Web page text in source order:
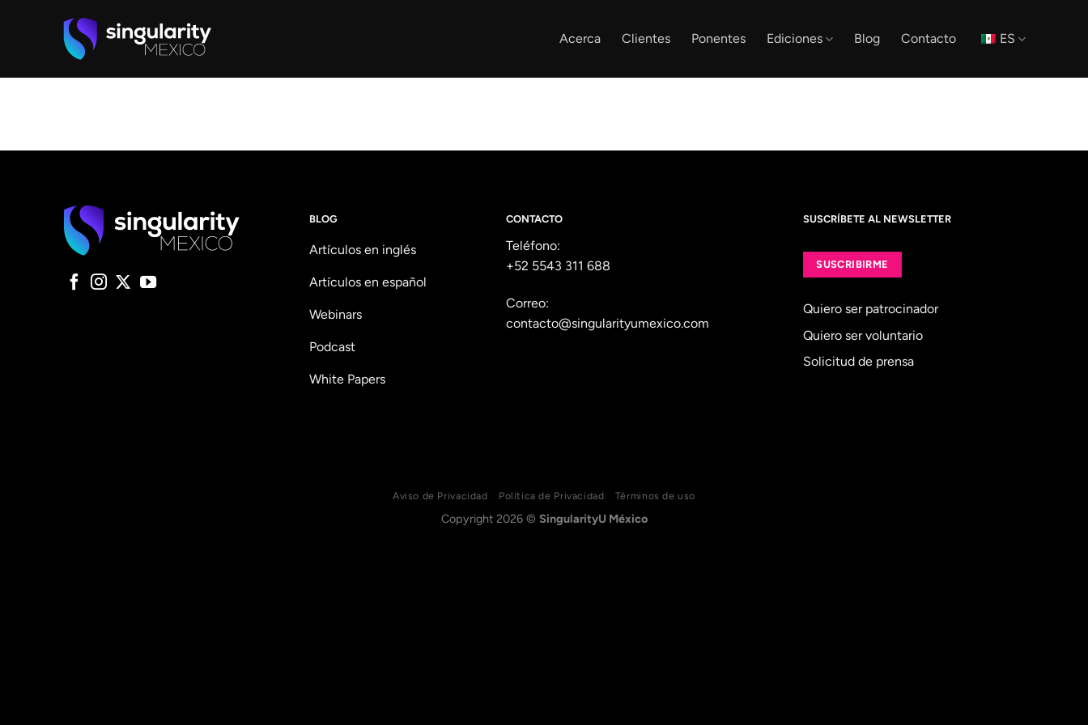
Acerca Clientes Ponentes Ediciones Blog Contacto ES
BLOG
Artículos en inglés
Artículos en español
Webinars
Podcast
White Papers
CONTACTO
Teléfono:
+52 5543 311 688
Correo:
contacto@singularityumexico.com
SUSCRÍBETE AL NEWSLETTER
SUSCRIBIRME
Quiero ser patrocinador
Quiero ser voluntario
Solicitud de prensa
Aviso de Privacidad Política de Privacidad Términos de uso
Copyright 2026 © SingularityU México